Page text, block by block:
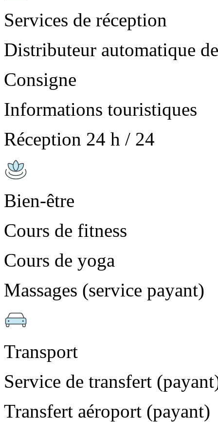
Services de réception
Distributeur automatique
Consigne
Informations touristiques
Réception 24 h / 24
Bien-être
Cours de fitness
Cours de yoga
Massages (service payant)
Transport
Service de transfert
Transfert aéroport (payant)